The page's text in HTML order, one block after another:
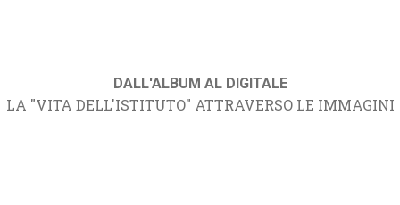
DALL'ALBUM AL DIGITALE
LA "VITA DELL'ISTITUTO" ATTRAVERSO LE IMMAGINI